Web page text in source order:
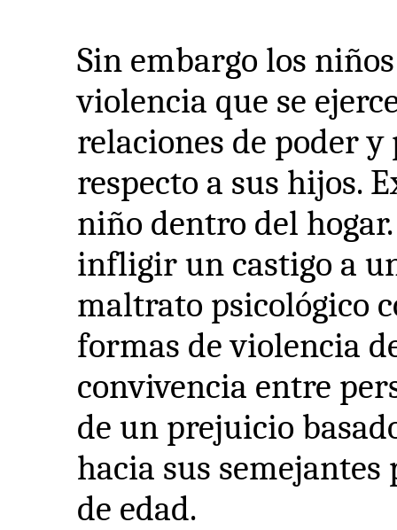
Sin embargo los
violencia que se
relaciones de poder y
respecto a sus hijos.
niño dentro del
infligir un castigo a
maltrato psicológico
formas de violencia
convivencia entre
de un prejuicio
hacia sus
de edad.